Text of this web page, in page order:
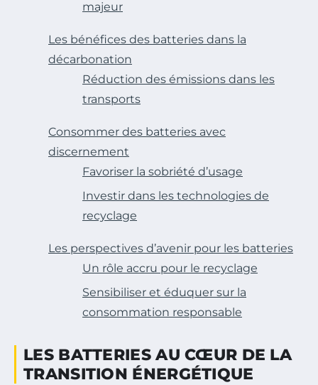
majeur
Les bénéfices des batteries dans la
décarbonation
Réduction des émissions dans les
transports
Consommer des batteries avec
discernement
Favoriser la sobriété d’usage
Investir dans les technologies de
recyclage
Les perspectives d’avenir pour les batteries
Un rôle accru pour le recyclage
Sensibiliser et éduquer sur la
consommation responsable
LES BATTERIES AU CŒUR DE LA
TRANSITION ÉNERGÉTIQUE